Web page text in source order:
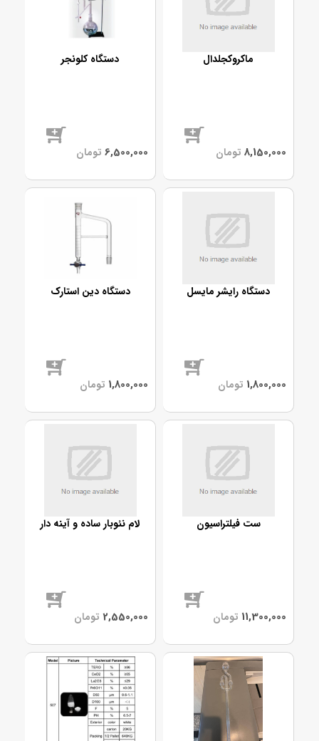
ماکروکجلدال
موجود
دستگاه کلونجر
موجود
دستگاه رایشر مایسل
موجود
دستگاه دین استارک
موجود
ست فیلتراسیون
موجود
لام نئوبار ساده و آینه دار
موجود